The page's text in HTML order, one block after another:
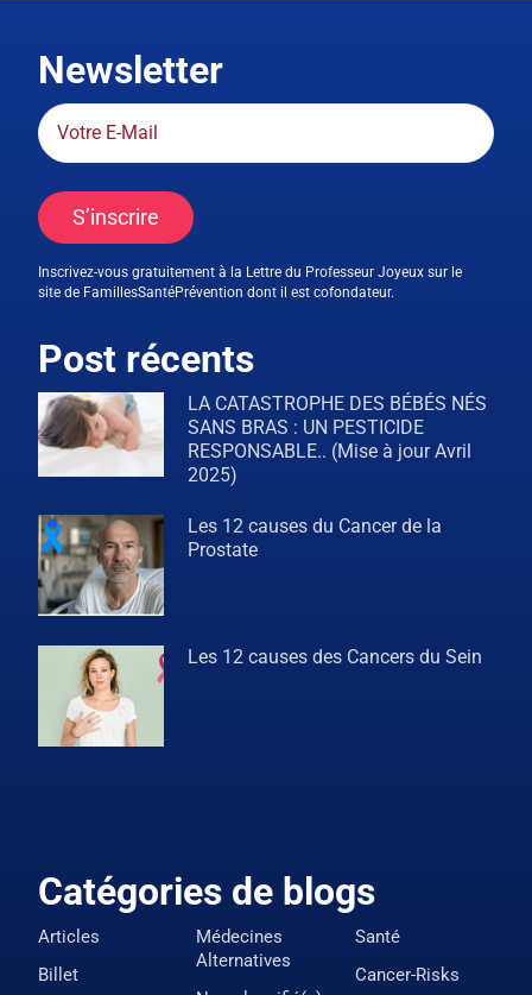
Newsletter
S’inscrire
Inscrivez-vous gratuitement à la Lettre du Professeur Joyeux sur le
site de FamillesSantéPrévention dont il est cofondateur.
Post récents
LA CATASTROPHE DES BÉBÉS NÉS
SANS BRAS : UN PESTICIDE
RESPONSABLE.. (Mise à jour Avril
2025)
Les 12 causes du Cancer de la
Prostate
Les 12 causes des Cancers du Sein
Catégories de blogs
Articles
Billet
Médecines
Alternatives
Santé
Cancer-Risks